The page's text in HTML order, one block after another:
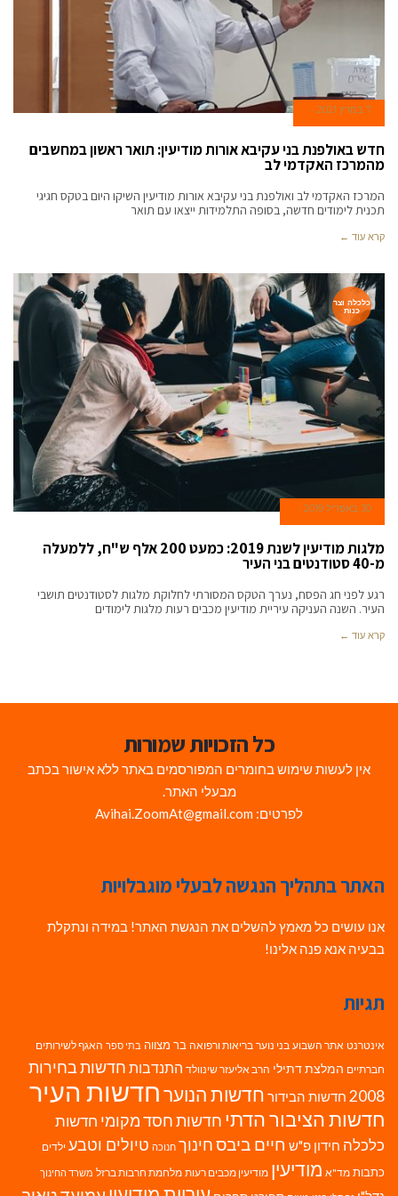
7 במרץ 2021
חדש באולפנת בני עקיבא אורות מודיעין: תואר ראשון במחשבים
מהמרכז האקדמי לב
המרכז האקדמי לב ואולפנת בני עקיבא אורות מודיעין השיקו היום בטקס חגיגי
תכנית לימודים חדשה, בסופה התלמידות ייצאו עם תואר
קרא עוד ←
כלכלה וצר
כנות
30 באפריל 2019
מלגות מודיעין לשנת 2019: כמעט 200 אלף ש"ח, ללמעלה
מ-40 סטודנטים בני העיר
רגע לפני חג הפסח, נערך הטקס המסורתי לחלוקת מלגות לסטודנטים תושבי
העיר. השנה העניקה עיריית מודיעין מכבים רעות מלגות לימודים
קרא עוד ←
כל הזכויות שמורות
אין לעשות שימוש בחומרים המפורסמים באתר ללא אישור בכתב
מבעלי האתר.
לפרטים: Avihai.ZoomAt@gmail.com
האתר בתהליך הנגשה לבעלי מוגבלויות
אנו עושים כל מאמץ להשלים את הנגשת האתר! במידה ונתקלת
בבעיה אנא פנה אלינו!
תגיות
אינטרנט אתר השבוע בני נוער בריאות ורפואה בר מצווה בתי ספר האגף לשירותים
חברתיים המלצת דתילי הרב אליעזר שינוולד התנדבות חדשות בחירות
2008 חדשות הבידור חדשות הנוערחדשות העיר
חדשות הציבור הדתי חדשות חסד מקומי חדשות
כלכלה חידון פ"ש חיים ביבסחינוך חנוכה טיולים וטבע ילדים
כתבות מד"א מודיעין מודיעין מכבים רעות מלחמת חרבות ברזל משרד החינוך